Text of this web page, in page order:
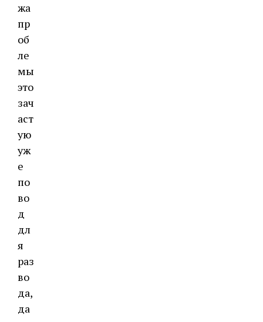
жа
пр
об
ле
мы
это
зач
аст
ую
уж
е
по
во
д
дл
я
раз
во
да,
да